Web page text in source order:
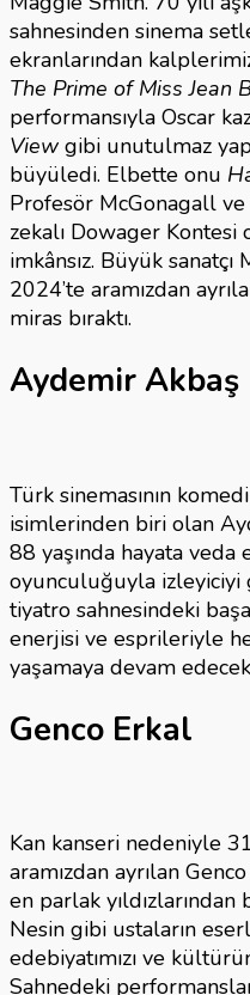
sahnesinden sinema
ekranlarından
The Prime of Miss Jean
performansıyla Oscar
View gibi unutulmaz
büyüledi. Elbette onu
Profesör McGonagall ve
zekalı Dowager Kontesi
imkânsız. Büyük
2024’te aramızdan
miras bıraktı.
Aydemir Akbaş
Türk sinemasının
isimlerinden biri olan
88 yaşında hayata
oyunculuğuyla
tiyatro sahnesindeki
enerjisi ve esprileriyle
yaşamaya devam
Genco Erkal
Kan kanseri nedeniyle
aramızdan ayrılan
en parlak
Nesin gibi ustaların
edebiyatımızı ve
Sahnedeki